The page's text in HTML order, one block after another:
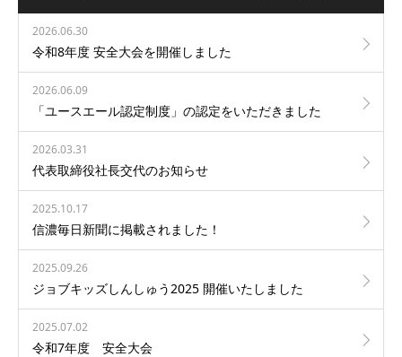
2026.06.30
令和8年度 安全大会を開催しました
2026.06.09
「ユースエール認定制度」の認定をいただきました
2026.03.31
代表取締役社長交代のお知らせ
2025.10.17
信濃毎日新聞に掲載されました！
2025.09.26
ジョブキッズしんしゅう2025 開催いたしました
2025.07.02
令和7年度 安全大会